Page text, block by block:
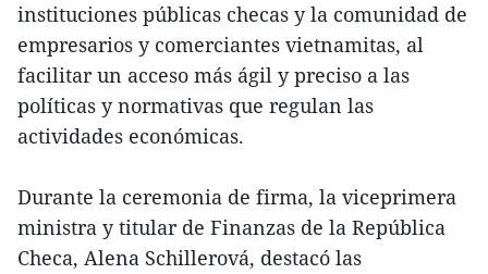
instituciones públicas checas y la comunidad de
empresarios y comerciantes vietnamitas, al
facilitar un acceso más ágil y preciso a las
políticas y normativas que regulan las
actividades económicas.
Durante la ceremonia de firma, la viceprimera
ministra y titular de Finanzas de la República
Checa, Alena Schillerová, destacó las